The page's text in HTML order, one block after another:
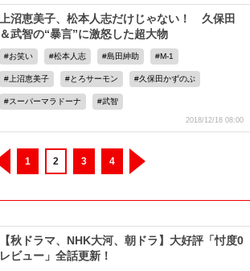
上沼恵美子、松本人志だけじゃない！ 久保田
＆武智の“暴言”に激怒した超大物
お笑い 松本人志 島田紳助 M-1
上沼恵美子 とろサーモン 久保田かずのぶ
スーパーマラドーナ 武智
2018/12/18 08:00
1 2 3 4
【秋ドラマ、NHK大河、朝ドラ】大好評「忖度0
レビュー」全話更新！